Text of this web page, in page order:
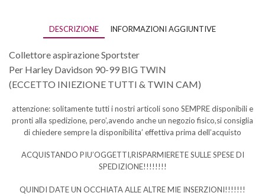
DESCRIZIONE INFORMAZIONI AGGIUNTIVE
Collettore aspirazione Sportster
Per Harley Davidson 90-99 BIG TWIN
(ECCETTO INIEZIONE TUTTI & TWIN CAM)
attenzione: solitamente tutti i nostri articoli sono SEMPRE disponibili e
pronti alla spedizione, pero’,avendo anche un negozio fisico,si consiglia
di chiedere sempre la disponibilita’ effettiva prima dell’acquisto
ACQUISTANDO PIU’OGGETTI,RISPARMIERETE SULLE SPESE DI
SPEDIZIONE!!!!!!!!
QUINDI DATE UN OCCHIATA ALLE ALTRE MIE INSERZIONI!!!!!!!